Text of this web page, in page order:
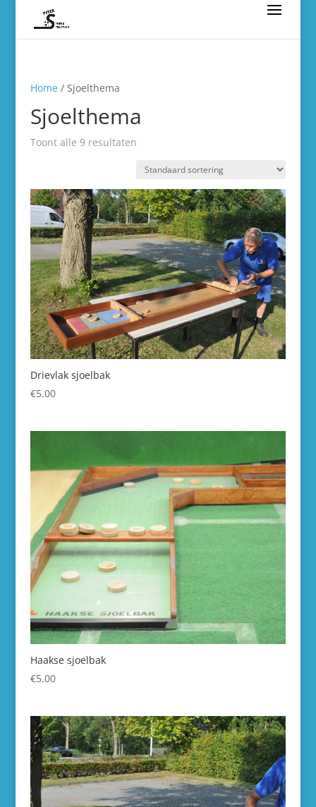
Home/ Sjoelthema
Sjoelthema
Toont alle 9 resultaten
Drievlak sjoelbak
€5.00
Haakse sjoelbak
€5.00